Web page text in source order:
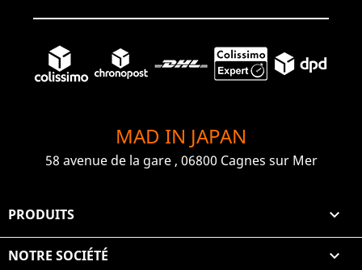
MAD IN JAPAN
58 avenue de la gare , 06800 Cagnes sur Mer
PRODUITS 
NOTRE SOCIÉTÉ 